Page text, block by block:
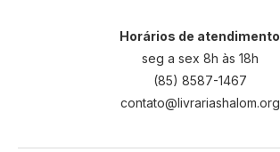
Horários de atendimento
seg a sex 8h às 18h
(85) 8587-1467
contato@livrariashalom.org